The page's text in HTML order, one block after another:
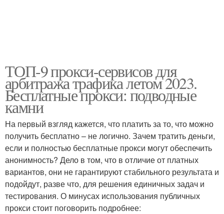
ТОП-9 прокси-сервисов для
арбитража трафика летом 2023.
Бесплатные прокси: подводные
камни
На первый взгляд кажется, что платить за то, что можно
получить бесплатно – не логично. Зачем тратить деньги,
если и полностью бесплатные прокси могут обеспечить
анонимность? Дело в том, что в отличие от платных
вариантов, они не гарантируют стабильного результата и
подойдут, разве что, для решения единичных задач и
тестирования. О минусах использования публичных
прокси стоит поговорить подробнее: